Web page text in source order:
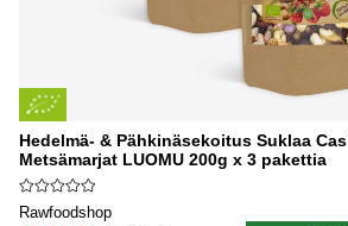
Hedelmä- & Pähkinäsekoitus Suklaa
Metsämarjat LUOMU 200g x 3 pakettia
Rawfoodshop